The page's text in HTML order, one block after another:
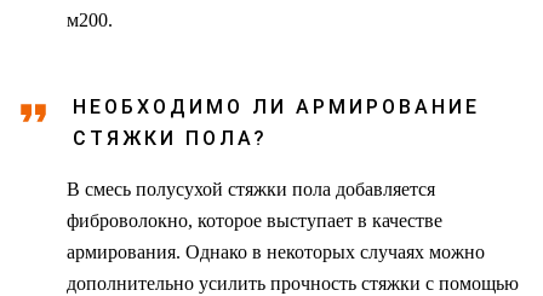
м200.
НЕОБХОДИМО ЛИ АРМИРОВАНИЕ
СТЯЖКИ ПОЛА?
В смесь полусухой стяжки пола добавляется
фиброволокно, которое выступает в качестве
армирования. Однако в некоторых случаях можно
дополнительно усилить прочность стяжки с помощью